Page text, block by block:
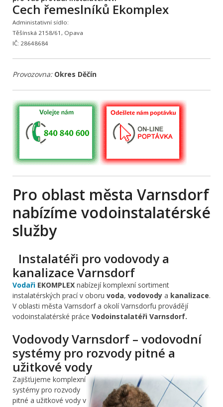
Cech řemeslníků Ekomplex
Administativní sídlo:
Těšínská 2158/61, Opava
IČ: 28648684
Provozovna: Okres Děčín
Pro oblast města Varnsdorf
nabízíme vodoinstalatérské
služby
Instalatéři pro vodovody a
kanalizace Varnsdorf
Vodaři EKOMPLEX nabízejí komplexní sortiment
instalatérských prací v oboru voda, vodovody a kanalizace.
V oblasti města Varnsdorf a okolí Varnsdorfu provádějí
vodoinstalatérské práce Vodoinstalatéři Varnsdorf.
Vodovody Varnsdorf – vodovodní
systémy pro rozvody pitné a
užitkové vody
Zajišťujeme komplexní
systémy pro rozvody
pitné a užitkové vody v